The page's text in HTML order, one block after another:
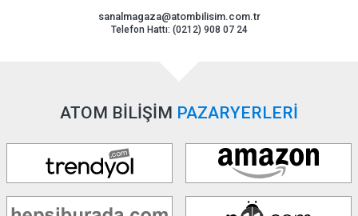
sanalmagaza@atombilisim.com.tr
Telefon Hattı: (0212) 908 07 24
ATOM BİLİŞİM PAZARYERLERİ